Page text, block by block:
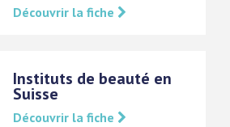
Découvrir la fiche
Instituts de beauté en
Suisse
Découvrir la fiche